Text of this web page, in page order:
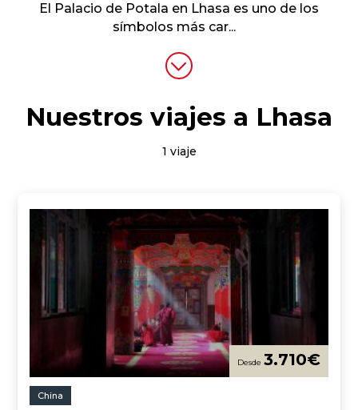
El Palacio de Potala en Lhasa es uno de los
símbolos más car...
Nuestros viajes a Lhasa
1 viaje
3.710€
China